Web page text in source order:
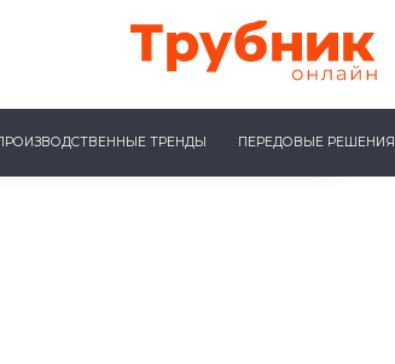
ТРЕНДЫ ПЕРЕДОВЫЕ РЕШЕНИЯ